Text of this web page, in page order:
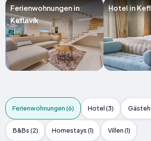
Ferienwohnungen in
Keflavík
Hotel in
Ferienwohnungen (6) Hotel (3)
B&Bs (2) Homestays (1) Villen (1)